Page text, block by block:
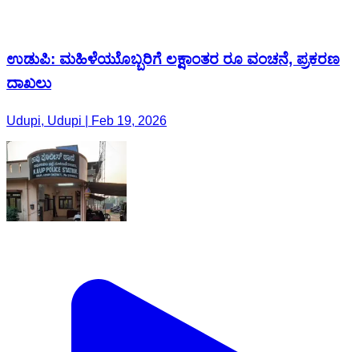
ಉಡುಪಿ: ಮಹಿಳೆಯುೊಬ್ಬರಿಗೆ ಲಕ್ಷಾಂತರ ರೂ ವಂಚನೆ, ಪ್ರಕರಣ
ದಾಖಲು
Udupi, Udupi | Feb 19, 2026